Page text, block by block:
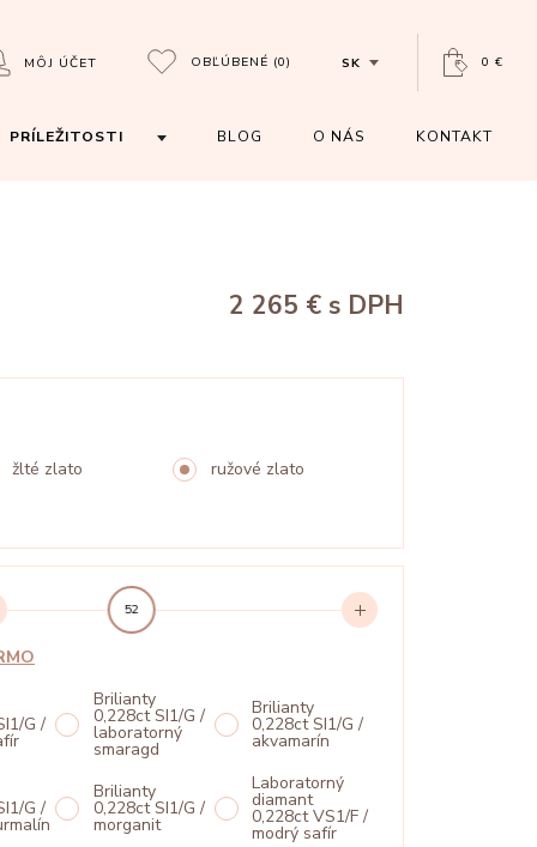
MÔJ ÚČET OBĽÚBENÉ (0) SK 0 €
PRÍLEŽITOSTI BLOG O NÁS KONTAKT
2 265 € s DPH
žlté zlato ružové zlato
52
G /
Brilianty
0,228ct SI1/G /
laboratorný
smaragd
Brilianty
0,228ct SI1/G /
akvamarín
G /
Brilianty
0,228ct SI1/G /
morganit
Laboratorný
diamant
0,228ct VS1/F /
modrý safír